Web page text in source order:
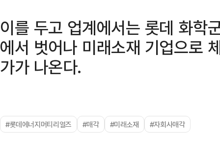
이를 두고 업계에서는 롯데 화학
에서 벗어나 미래소재 기업으로
가가 나온다.
#롯데에너지머티리얼즈 #매각 #미래소재 #자회사매각